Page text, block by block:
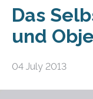
Das
und
04 July 2013